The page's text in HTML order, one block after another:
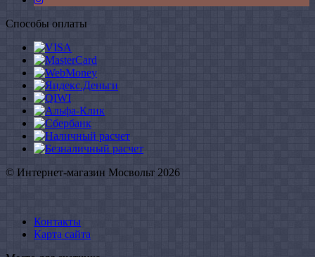
Способы оплаты
© Интернет-магазин Мосвольт 2026
Контакты
Карта сайта